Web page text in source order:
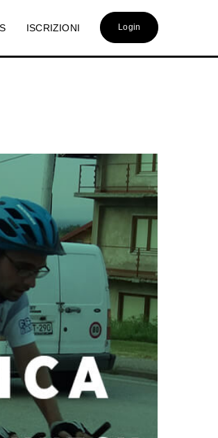
ISCRIZIONI Login